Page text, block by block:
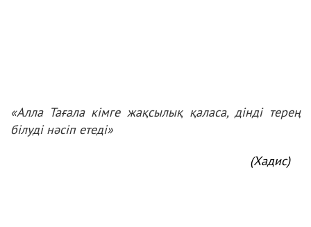
«Алла Тағала кімге жақсылық қаласа, дінді терең
білуді нәсіп етеді»
(Хадис)